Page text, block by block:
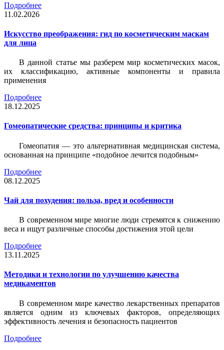
Подробнее
11.02.2026
Искусство преображения: гид по косметическим маскам
для лица
В данной статье мы разберем мир косметических масок,
их классификацию, активные компоненты и правила
применения
Подробнее
18.12.2025
Гомеопатические средства: принципы и критика
Гомеопатия — это альтернативная медицинская система,
основанная на принципе «подобное лечится подобным»
Подробнее
08.12.2025
Чай для похудения: польза, вред и особенности
В современном мире многие люди стремятся к снижению
веса и ищут различные способы достижения этой цели
Подробнее
13.11.2025
Методики и технологии по улучшению качества
медикаментов
В современном мире качество лекарственных препаратов
является одним из ключевых факторов, определяющих
эффективность лечения и безопасность пациентов
Подробнее